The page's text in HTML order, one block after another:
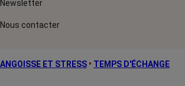
Newsletter
Nous contacter
ANGOISSE ET STRESS • TEMPS D'ÉCHANGE